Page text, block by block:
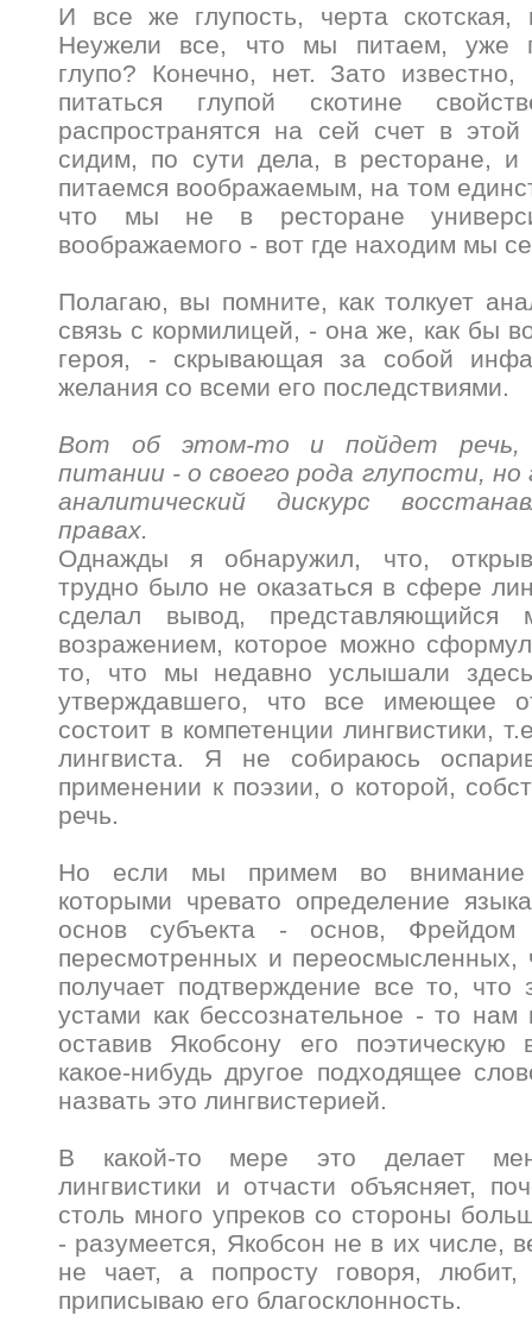
И все же глупость, черта
Неужели все, что мы питаем, уже
глупо? Конечно, нет. Зато известно,
питаться глупой скотине
распространятся на сей счет в
сидим, по сути дела, в ресторане, и
питаемся воображаемым, на том
что мы не в ресторане
воображаемого - вот где находим мы
Полагаю, вы помните, как толкует
связь с кормилицей, - она же, как бы
героя, - скрывающая за собой
желания со всеми его последствиями.
Вот об этом-то и пойдет речь,
питании - о своего рода глупости,
аналитический дискурс
правах.
Однажды я обнаружил, что, открыв
трудно было не оказаться в сфере
сделал вывод, представляющийся
возражением, которое можно
то, что мы недавно услышали
утверждавшего, что все имеющее
состоит в компетенции лингвистики,
лингвиста. Я не собираюсь
применении к поэзии, о которой,
речь.
Но если мы примем во внимание
которыми чревато определение
основ субъекта - основ, Фрейдом
пересмотренных и переосмысленных,
получает подтверждение все то, что
устами как бессознательное - то нам
оставив Якобсону его поэтическую
какое-нибудь другое подходящее
назвать это лингвистерией.
В какой-то мере это делает
лингвистики и отчасти объясняет,
столь много упреков со стороны
- разумеется, Якобсон не в их числе,
не чает, а попросту говоря,
приписываю его благосклонность.